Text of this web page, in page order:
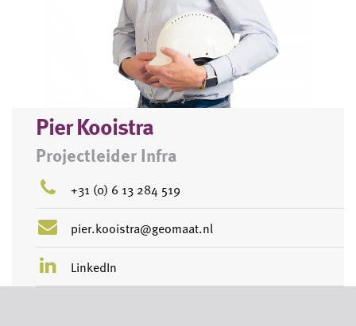
Pier Kooistra
Projectleider Infra
+31 (0) 6 13 284 519
pier.kooistra@geomaat.nl
LinkedIn